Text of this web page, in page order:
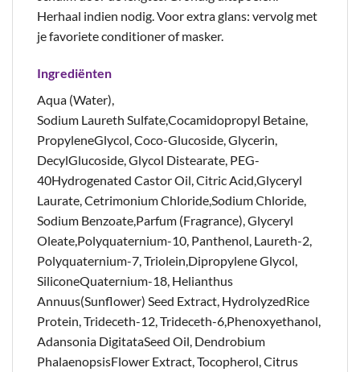
Herhaal indien nodig. Voor extra glans: vervolg met
je favoriete conditioner of masker.
Ingrediënten
Aqua (Water),
Sodium Laureth Sulfate,Cocamidopropyl Betaine,
PropyleneGlycol, Coco-Glucoside, Glycerin,
DecylGlucoside, Glycol Distearate, PEG-
40Hydrogenated Castor Oil, Citric Acid,Glyceryl
Laurate, Cetrimonium Chloride,Sodium Chloride,
Sodium Benzoate,Parfum (Fragrance), Glyceryl
Oleate,Polyquaternium-10, Panthenol, Laureth-2,
Polyquaternium-7, Triolein,Dipropylene Glycol,
SiliconeQuaternium-18, Helianthus
Annuus(Sunflower) Seed Extract, HydrolyzedRice
Protein, Trideceth-12, Trideceth-6,Phenoxyethanol,
Adansonia DigitataSeed Oil, Dendrobium
PhalaenopsisFlower Extract, Tocopherol, Citrus